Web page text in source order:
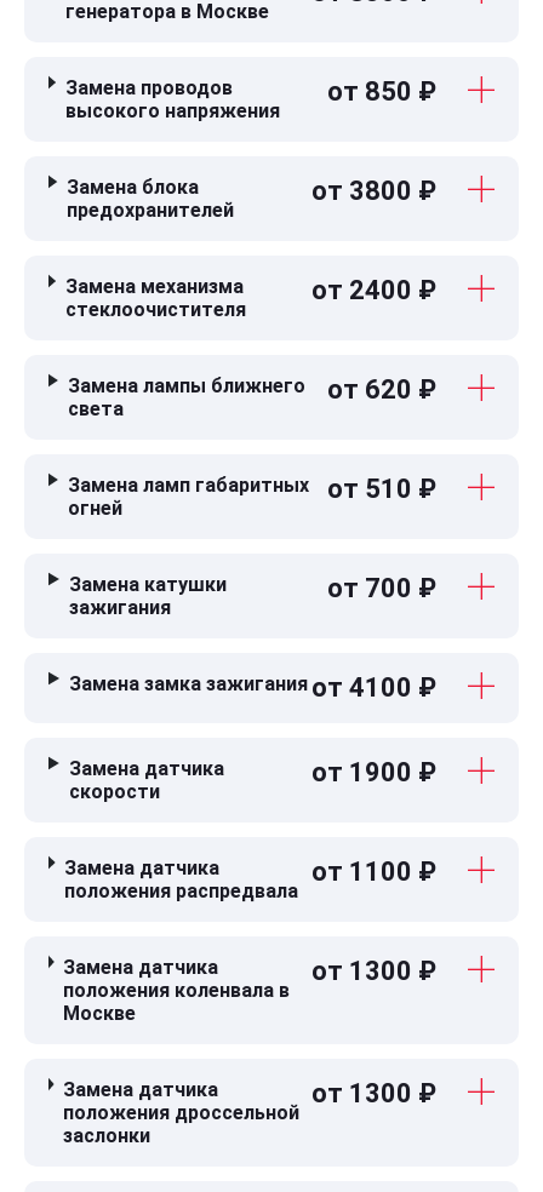
генератора в Москве
Замена проводов
высокого напряжения
от 850 ₽
Замена блока
предохранителей
от 3800 ₽
Замена механизма
стеклоочистителя
от 2400 ₽
Замена лампы ближнего
света
от 620 ₽
Замена ламп габаритных
огней
от 510 ₽
Замена катушки
зажигания
от 700 ₽
Замена замка зажигания от 4100 ₽
Замена датчика
скорости
от 1900 ₽
Замена датчика
положения распредвала
от 1100 ₽
Замена датчика
положения коленвала в
Москве
от 1300 ₽
Замена датчика
положения дроссельной
заслонки
от 1300 ₽